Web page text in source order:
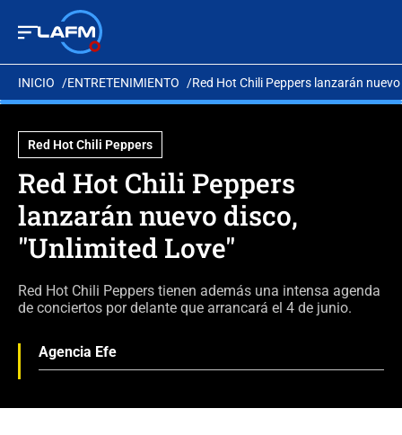
INICIO ENTRETENIMIENTO Red Hot Chili Peppers lanzarán
Red Hot Chili Peppers
Red Hot Chili Peppers
lanzarán nuevo disco,
"Unlimited Love"
Red Hot Chili Peppers tienen además una intensa agenda
de conciertos por delante que arrancará el 4 de junio.
Agencia Efe